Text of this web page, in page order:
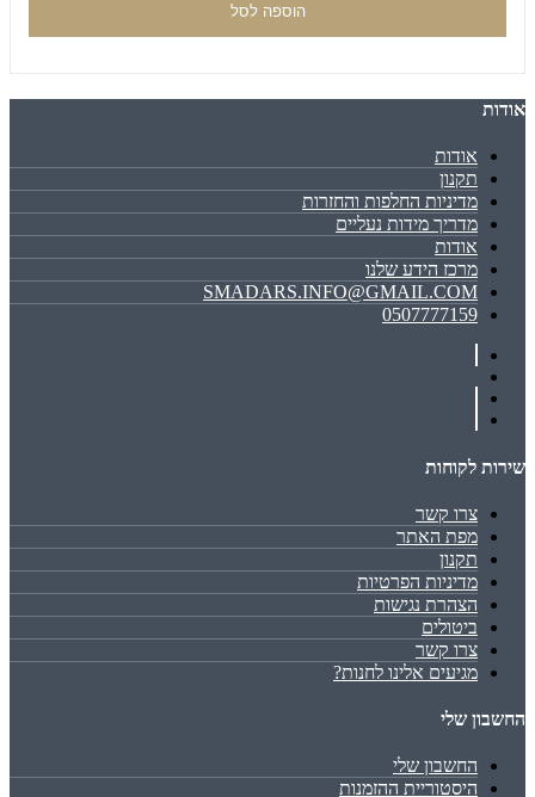
הוספה לסל
אודות
אודות
תקנון
מדיניות החלפות והחזרות
מדריך מידות נעליים
אודות
מרכז הידע שלנו
SMADARS.INFO@GMAIL.COM
0507777159
שירות לקוחות
צרו קשר
מפת האתר
תקנון
מדיניות הפרטיות
הצהרת נגישות
ביטולים
צרו קשר
מגיעים אלינו לחנות?
החשבון שלי
החשבון שלי
היסטוריית ההזמנות